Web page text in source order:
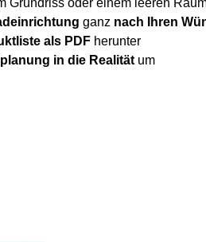
Grundriss oder einem leeren
ganz nach Ihren
als PDF herunter
in die Realität um